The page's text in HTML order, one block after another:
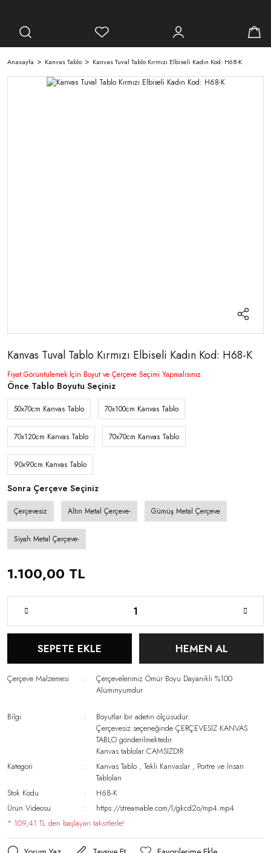
Anasayfa Kanvas Tablo Kanvas Tuval Tablo Kırmızı Elbiseli Kadın Kod: H68-K
Kanvas Tuval Tablo Kırmızı Elbiseli Kadın Kod: H68-K
Fiyat Görüntülemek İçin Boyut ve Çerçeve Seçimi Yapmalısınız
Önce Tablo Boyutu Seçiniz
50x70cm Kanvas Tablo 70x100cm Kanvas Tablo
70x120cm Kanvas Tablo 70x70cm Kanvas Tablo
90x90cm Kanvas Tablo
Sonra Çerçeve Seçiniz
Çerçevesiz Altın Metal Çerçeve- Gümüş Metal Çerçeve
Siyah Metal Çerçeve-
1.100,00 TL
SEPETE EKLE HEMEN AL
Çerçeve Malzemesi
Çerçevelerimiz Ömür Boyu Dayanıklı %100
Alüminyumdur
Bilgi
Boyutlar bir adetin ölçüsüdür.
Çerçevesiz seçeneğinde ÇERÇEVESİZ KANVAS
TABLO gönderilmektedir.
Kanvas tablolar CAMSIZDIR
Kategori
Kanvas Tablo ,Tekli Kanvaslar , Portre ve İnsan
Tabloları
Stok Kodu
H68-K
Ürün Videosu
https://streamable.com/l/gkcd2o/mp4.mp4
* 109,41 TL den başlayan taksitlerle!